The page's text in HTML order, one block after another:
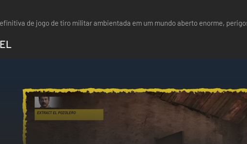
de jogo de tiro militar ambientada em um mundo aberto enorme,